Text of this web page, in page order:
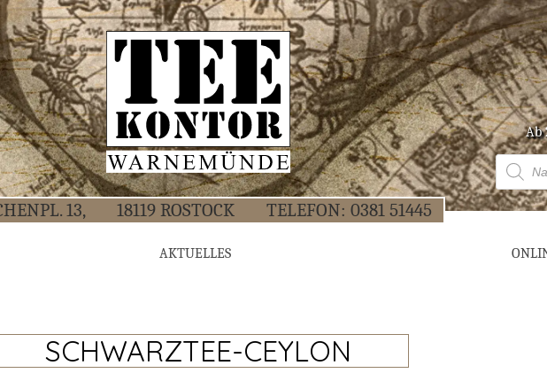
Ab
Products
search
13, 18119 ROS­TOCK TELE­FON:0381 51445
AKTU­EL­LES
SCHWARZTEE-CEYLON